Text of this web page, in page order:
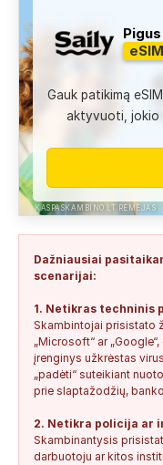
Administracija:
daug teigiamų
Anonimas:
Labai
del teises mokslu
SAUGUS +37060763626
Anonimas:
susipažint. Skamba
Jonas: Vivus.lt
Anonimas: Gauta
NEPATIKIMAS
Keista: Sukčių
KASPASKAMBINO.LT RĖMĖJAS
eSIM
Gauk patikimą
aktyvuoti, jokio
Dažniausiai
scenarijai:
1. Netikras techninis
Skambintojai prisistato
„Microsoft“ ar
įrenginys užkrėstas
„padėti“ suteikiant
prie slaptažodžių,
2. Netikra policija ar
Skambinantysis
darbuotoju ar kitos